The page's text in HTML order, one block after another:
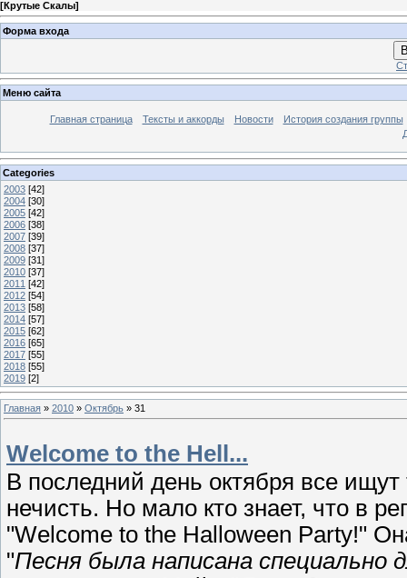
[Крутые Скалы]
Форма входа
Меню сайта
Главная страница Тексты и аккорды Новости
История создания группы
Categories
2003 [42]
2004 [30]
2005 [42]
2006 [38]
2007 [39]
2008 [37]
2009 [31]
2010 [37]
2011 [42]
2012 [54]
2013 [58]
2014 [57]
2015 [62]
2016 [65]
2017 [55]
2018 [55]
2019 [2]
Главная » 2010 » Октябрь » 31
Welcome to the Hell...
В последний день октября все
нечисть. Но мало кто знает, что в
"Welcome to the Halloween Party!"
"Песня была написана специально